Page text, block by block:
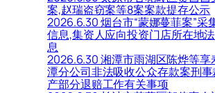
案,赵瑞盗窃案等8案案款提存公示
2026.6.30 烟台市“蒙娜蔓菲案”采
信息,集资人应向投资门店所在地
息
2026.6.30 湘潭市雨湖区陈烨等享
潭分公司非法吸收公众存款案刑
产部分退赔工作有关事项